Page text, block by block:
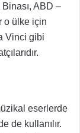
ABD –
o ülke için
Vinci gibi
eserlerde
de kullanılır.